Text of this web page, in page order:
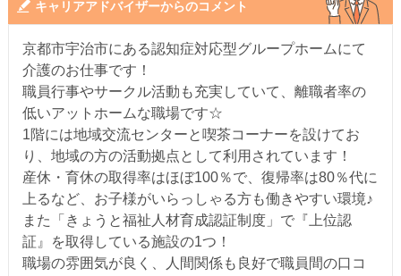
キャリアアドバイザーからのコメント
京都市宇治市にある認知症対応型グループホームにて
介護のお仕事です！
職員行事やサークル活動も充実していて、離職者率の
低いアットホームな職場です☆
1階には地域交流センターと喫茶コーナーを設けてお
り、地域の方の活動拠点として利用されています！
産休・育休の取得率はほぼ100％で、復帰率は80％代に
上るなど、お子様がいらっしゃる方も働きやすい環境♪
また「きょうと福祉人材育成認証制度」で『上位認
証』を取得している施設の1つ！
職場の雰囲気が良く、人間関係も良好で職員間の口コ